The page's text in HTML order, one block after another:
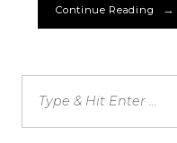
Continue Reading →